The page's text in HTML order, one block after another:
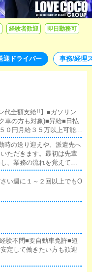
経験者歓迎
即日勤務可
迎ドライバー 事務/経理
代全額支給!!】■ガソリン
車の方も対象)■昇給■日払
０円月給３５万以上可能!!
の場合、インボイス分の
時の送り迎えや、派遣先へ
ただきます。最初は先輩
、業務の流れを覚えてい
でも安心して働けます。
することはありません。■
に、事務所や待機室の清
い週に１～２回以上でもO
験不問■要自動車免許■短
定して働きたい方も歓迎